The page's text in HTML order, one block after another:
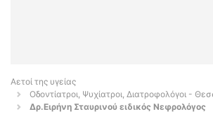
Αετοί της υγείας
Οδοντίατροι, Ψυχίατροι, Διατροφολόγοι -
Δρ.Ειρήνη Σταυρινού ειδικός Νεφρολόγος